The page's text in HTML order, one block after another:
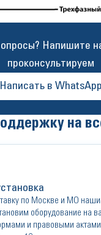
Напишите
проконсультируем
Написать в WhatsApp
на
по Москве и МО
оборудование на
и правовыми